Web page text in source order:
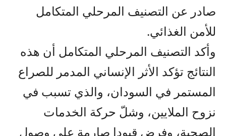
صادر عن التصنيف المرحلي المتكامل
للأمن الغذائي.
وأكد التصنيف المرحلي المتكامل أن هذه
النتائج تؤكد الأثر الإنساني المدمر للصراع
المستمر في السودان، والذي تسبب في
نزوح الملايين، وشلّ حركة الخدمات
الصحية، وفرض قيودا صارمة على وصول